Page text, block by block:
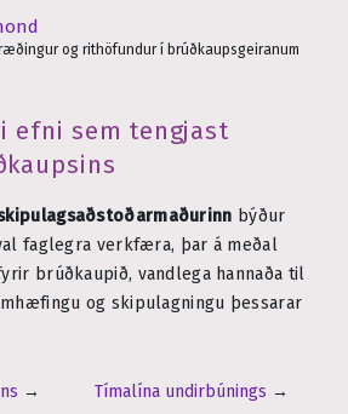
og rithöfundur í brúðkaupsgeiranum
efni sem tengjast
býður
faglegra verkfæra, þar á meðal
brúðkaupið, vandlega hannaða til
og skipulagningu þessarar
→ Tímalína undirbúnings →